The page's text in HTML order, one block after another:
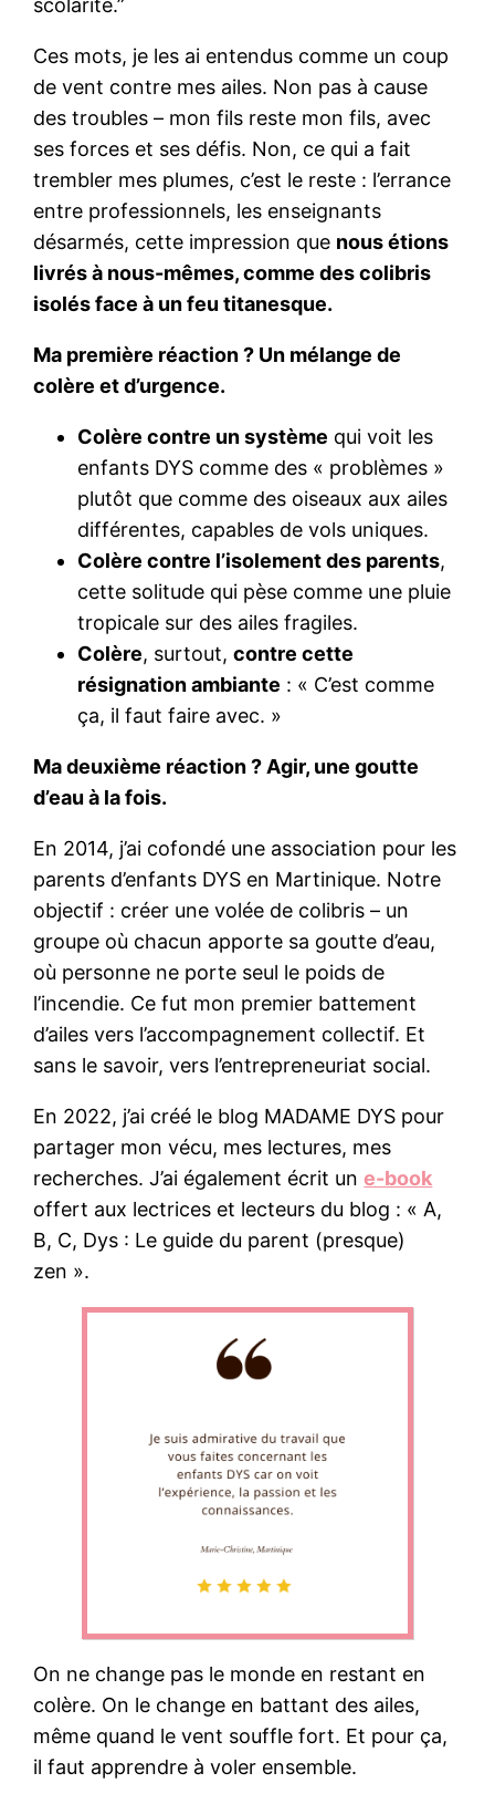
scolarité.”
Ces mots, je les ai entendus comme un coup
de vent contre mes ailes. Non pas à cause
des troubles – mon fils reste mon fils, avec
ses forces et ses défis. Non, ce qui a fait
trembler mes plumes, c’est le reste : l’errance
entre professionnels, les enseignants
désarmés, cette impression que nous étions
livrés à nous-mêmes, comme des colibris
isolés face à un feu titanesque.
Ma première réaction ? Un mélange de
colère et d’urgence.
Colère contre un système qui voit les
enfants DYS comme des « problèmes »
plutôt que comme des oiseaux aux ailes
différentes, capables de vols uniques.
Colère contre l’isolement des parents,
cette solitude qui pèse comme une pluie
tropicale sur des ailes fragiles.
Colère, surtout,contre cette
résignation ambiante : « C’est comme
ça, il faut faire avec. »
Ma deuxième réaction ? Agir, une goutte
d’eau à la fois.
En 2014, j’ai cofondé une association pour les
parents d’enfants DYS en Martinique. Notre
objectif : créer une volée de colibris – un
groupe où chacun apporte sa goutte d’eau,
où personne ne porte seul le poids de
l’incendie. Ce fut mon premier battement
d’ailes vers l’accompagnement collectif. Et
sans le savoir, vers l’entrepreneuriat social.
En 2022, j’ai créé le blog MADAME DYS pour
partager mon vécu, mes lectures, mes
recherches. J’ai également écrit une-book
offert aux lectrices et lecteurs du blog : « A,
B, C, Dys : Le guide du parent (presque)
zen ».
On ne change pas le monde en restant en
colère. On le change en battant des ailes,
même quand le vent souffle fort. Et pour ça,
il faut apprendre à voler ensemble.